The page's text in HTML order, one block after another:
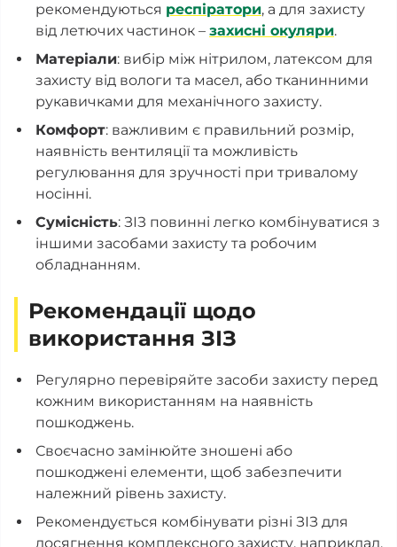
рекомендуються респіратори, а для захисту
від летючих частинок – захисні окуляри.
Матеріали: вибір між нітрилом, латексом для
захисту від вологи та масел, або тканинними
рукавичками для механічного захисту.
Комфорт: важливим є правильний розмір,
наявність вентиляції та можливість
регулювання для зручності при тривалому
носінні.
Сумісність: ЗІЗ повинні легко комбінуватися з
іншими засобами захисту та робочим
обладнанням.
Рекомендації щодо
використання ЗІЗ
Регулярно перевіряйте засоби захисту перед
кожним використанням на наявність
пошкоджень.
Своєчасно замінюйте зношені або
пошкоджені елементи, щоб забезпечити
належний рівень захисту.
Рекомендується комбінувати різні ЗІЗ для
досягнення комплексного захисту, наприклад,